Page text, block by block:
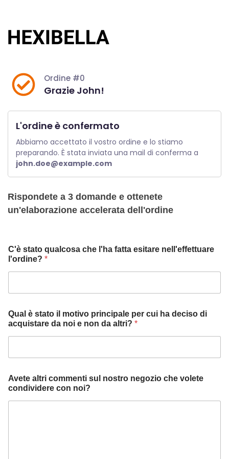
contenuto
Ordine #0
Grazie John!
L'ordine è confermato
Abbiamo accettato il vostro ordine e lo stiamo
john.doe@example.com
Rispondete a 3 domande e ottenete
un'elaborazione accelerata dell'ordine
a
t
t
e
a
l
t
i
C'è stato qualcosa che l'ha fatta esitare nell'effettuare
l'ordine? *
Qual è stato il motivo principale per cui ha deciso di
acquistare da noi e non da altri? *
Avete altri commenti sul nostro negozio che volete
condividere con noi?